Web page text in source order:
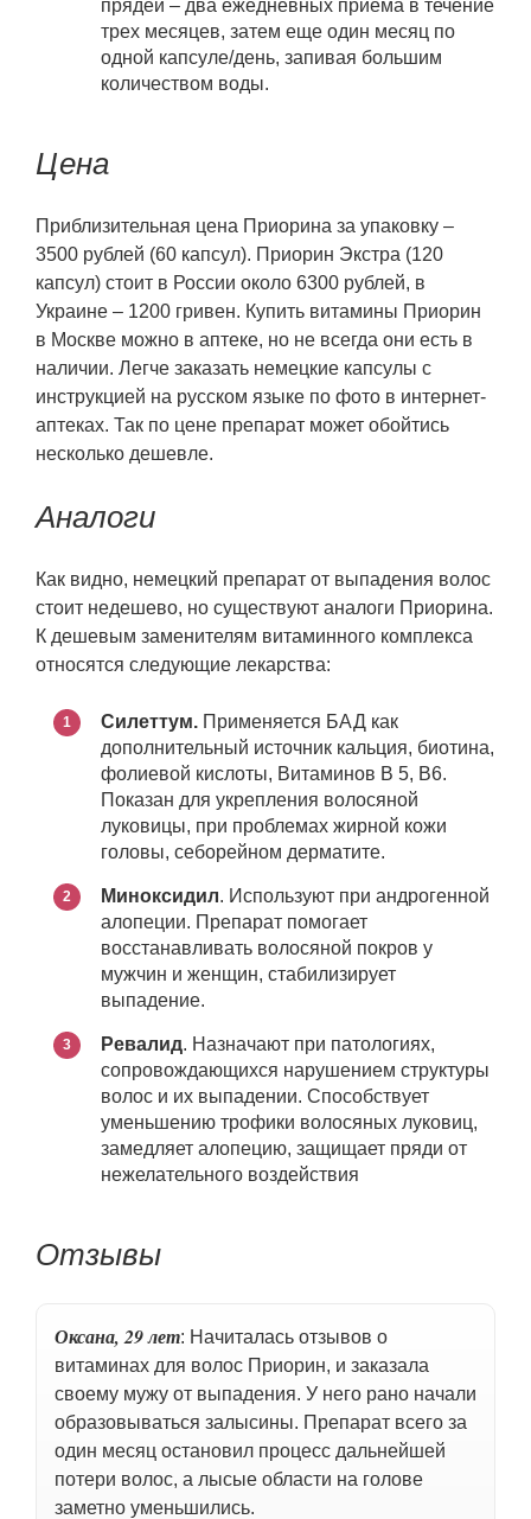
прядей – два ежедневных приема в течение
трех месяцев, затем еще один месяц по
одной капсуле/день, запивая большим
количеством воды.
Цена
Приблизительная цена Приорина за упаковку –
3500 рублей (60 капсул). Приорин Экстра (120
капсул) стоит в России около 6300 рублей, в
Украине – 1200 гривен. Купить витамины Приорин
в Москве можно в аптеке, но не всегда они есть в
наличии. Легче заказать немецкие капсулы с
инструкцией на русском языке по фото в интернет-
аптеках. Так по цене препарат может обойтись
несколько дешевле.
Аналоги
Как видно, немецкий препарат от выпадения волос
стоит недешево, но существуют аналоги Приорина.
К дешевым заменителям витаминного комплекса
относятся следующие лекарства:
Силеттум. Применяется БАД как
дополнительный источник кальция, биотина,
фолиевой кислоты, Витаминов В 5, В6.
Показан для укрепления волосяной
луковицы, при проблемах жирной кожи
головы, себорейном дерматите.
Миноксидил. Используют при андрогенной
алопеции. Препарат помогает
восстанавливать волосяной покров у
мужчин и женщин, стабилизирует
выпадение.
Ревалид. Назначают при патологиях,
сопровождающихся нарушением структуры
волос и их выпадении. Способствует
уменьшению трофики волосяных луковиц,
замедляет алопецию, защищает пряди от
нежелательного воздействия
Отзывы
Оксана, 29лет: Начиталась отзывов о
витаминах для волос Приорин, и заказала
своему мужу от выпадения. У него рано начали
образовываться залысины. Препарат всего за
один месяц остановил процесс дальнейшей
потери волос, а лысые области на голове
заметно уменьшились.